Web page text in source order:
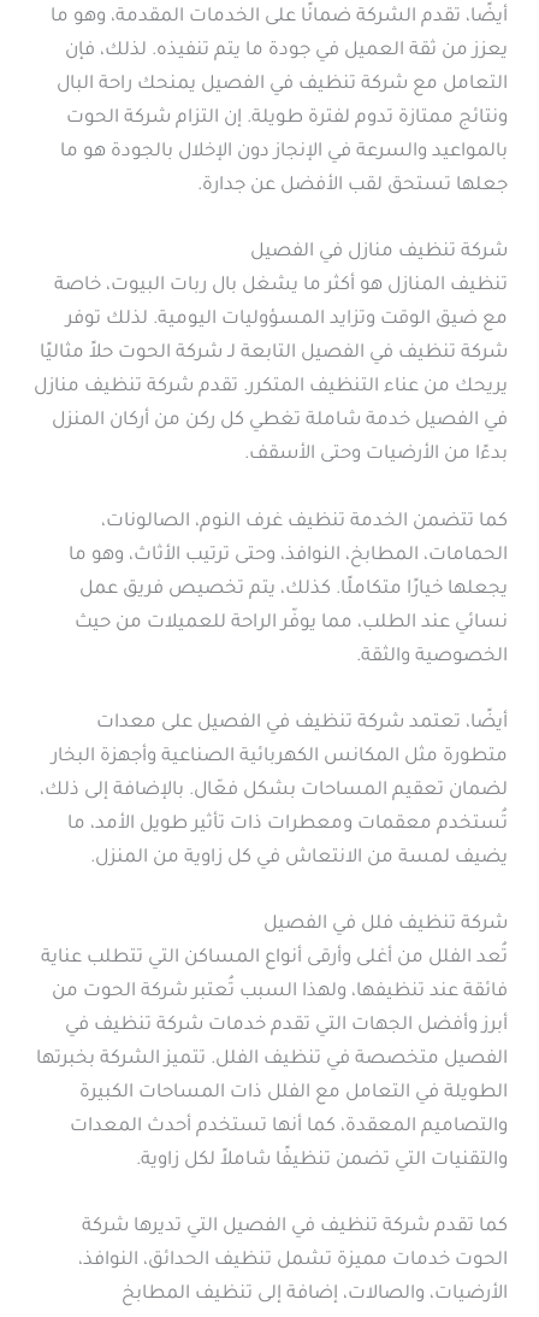
أيضًا، تقدم الشركة ضمانًا على الخدمات المقدمة، وهو ما
يعزز من ثقة العميل في جودة ما يتم تنفيذه. لذلك، فإن
التعامل مع شركة تنظيف في الفصيل يمنحك راحة البال
ونتائج ممتازة تدوم لفترة طويلة. إن التزام شركة الحوت
بالمواعيد والسرعة في الإنجاز دون الإخلال بالجودة هو ما
جعلها تستحق لقب الأفضل عن جدارة.
شركة تنظيف منازل في الفصيل
تنظيف المنازل هو أكثر ما يشغل بال ربات البيوت، خاصة
مع ضيق الوقت وتزايد المسؤوليات اليومية. لذلك توفر
شركة تنظيف في الفصيل التابعة لـ شركة الحوت حلاً مثاليًا
يريحك من عناء التنظيف المتكرر. تقدم شركة تنظيف منازل
في الفصيل خدمة شاملة تغطي كل ركن من أركان المنزل
بدءًا من الأرضيات وحتى الأسقف.
كما تتضمن الخدمة تنظيف غرف النوم، الصالونات،
الحمامات، المطابخ، النوافذ، وحتى ترتيب الأثاث، وهو ما
يجعلها خيارًا متكاملًا. كذلك، يتم تخصيص فريق عمل
نسائي عند الطلب، مما يوفّر الراحة للعميلات من حيث
الخصوصية والثقة.
أيضًا، تعتمد شركة تنظيف في الفصيل على معدات
متطورة مثل المكانس الكهربائية الصناعية وأجهزة البخار
لضمان تعقيم المساحات بشكل فعّال. بالإضافة إلى ذلك،
تُستخدم معقمات ومعطرات ذات تأثير طويل الأمد، ما
يضيف لمسة من الانتعاش في كل زاوية من المنزل.
شركة تنظيف فلل في الفصيل
تُعد الفلل من أغلى وأرقى أنواع المساكن التي تتطلب عناية
فائقة عند تنظيفها، ولهذا السبب تُعتبر شركة الحوت من
أبرز وأفضل الجهات التي تقدم خدمات شركة تنظيف في
الفصيل متخصصة في تنظيف الفلل. تتميز الشركة بخبرتها
الطويلة في التعامل مع الفلل ذات المساحات الكبيرة
والتصاميم المعقدة، كما أنها تستخدم أحدث المعدات
والتقنيات التي تضمن تنظيفًا شاملاً لكل زاوية.
كما تقدم شركة تنظيف في الفصيل التي تديرها شركة
الحوت خدمات مميزة تشمل تنظيف الحدائق، النوافذ،
الأرضيات، والصالات، إضافة إلى تنظيف المطابخ